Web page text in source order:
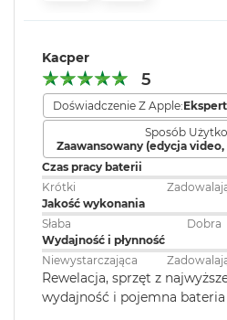
A
r
2
G
B
A
M
W
e
d
ł
u
g
p
zdziałać cuda. Możesz
na Macu. Albo odebrać na
wysłać z niego tekst przez
Wyświetlacz
Wyświetlacz Liquid Retina
Moduł Bluetooth:
Czytnik kart
pamięci:
Karta sieciowa
bezprzewodowa
WLAN:
Wi-Fi 7
Kamera
internetowa
Kamera
obsługą
Kacper
5
Doświadczenie Z Apple:Ekspert
Sposób
Zaawansowany (edycja
Czas pracy baterii
Krótki
Jakość wykonania
Słaba
Dobra
Wydajność i płynność
Niewystarczająca
Rewelacja, sprzęt z
wydajność i pojemna bateria